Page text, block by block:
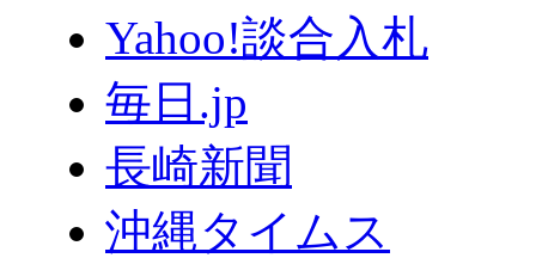
Yahoo!談合入札
毎日.jp
長崎新聞
沖縄タイムス